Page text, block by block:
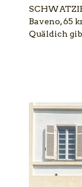
Baveno, 65
Quäldich